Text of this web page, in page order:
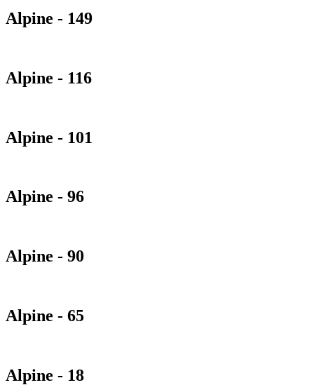
Alpine - 149
Alpine - 116
Alpine - 101
Alpine - 96
Alpine - 90
Alpine - 65
Alpine - 18